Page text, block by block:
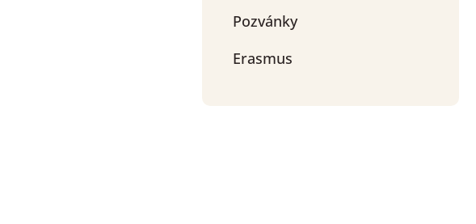
Pozvánky
Erasmus